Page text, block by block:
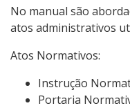
No manual são
atos administrativos
Atos Normativos:
Instrução
Portaria